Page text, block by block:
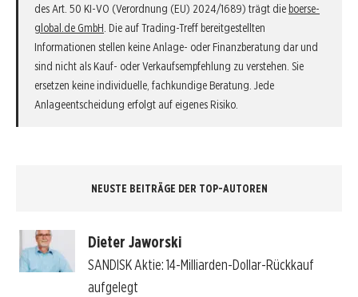
des Art. 50 KI-VO (Verordnung (EU) 2024/1689) trägt die boerse-
global.de GmbH. Die auf Trading-Treff bereitgestellten
Informationen stellen keine Anlage- oder Finanzberatung dar und
sind nicht als Kauf- oder Verkaufsempfehlung zu verstehen. Sie
ersetzen keine individuelle, fachkundige Beratung. Jede
Anlageentscheidung erfolgt auf eigenes Risiko.
NEUSTE BEITRÄGE DER TOP-AUTOREN
Dieter Jaworski
SANDISK Aktie: 14-Milliarden-Dollar-Rückkauf
aufgelegt